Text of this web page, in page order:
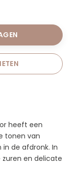
heeft een
tonen van
de afdronk. In
en delicate